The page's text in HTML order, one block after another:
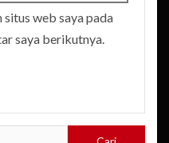
situs web saya pada
saya berikutnya.